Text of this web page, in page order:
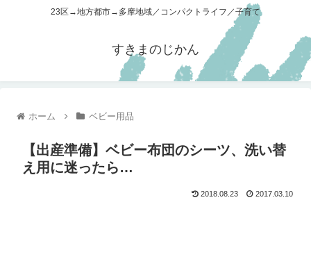
23区→地方都市→多摩地域／コンパクトライフ／子育て
すきまのじかん
ホーム ベビー用品
【出産準備】ベビー布団のシーツ、洗い替
え用に迷ったら…
2018.08.23 2017.03.10